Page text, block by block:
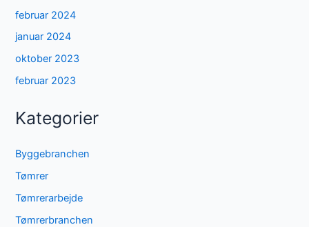
februar 2024
januar 2024
oktober 2023
februar 2023
Kategorier
Byggebranchen
Tømrer
Tømrerarbejde
Tømrerbranchen